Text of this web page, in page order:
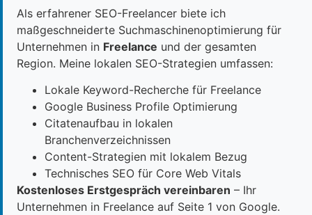
Als erfahrener SEO-Freelancer biete ich
maßgeschneiderte Suchmaschinenoptimierung für
Unternehmen in Freelance und der gesamten
Region. Meine lokalen SEO-Strategien umfassen:
Lokale Keyword-Recherche für Freelance
Google Business Profile Optimierung
Citatenaufbau in lokalen
Branchenverzeichnissen
Content-Strategien mit lokalem Bezug
Technisches SEO für Core Web Vitals
Kostenloses Erstgespräch vereinbaren – Ihr
Unternehmen in Freelance auf Seite 1 von Google.